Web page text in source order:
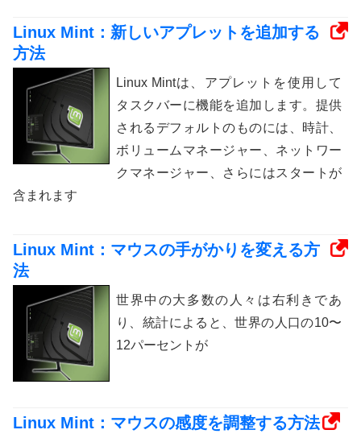
Linux Mint：新しいアプレットを追加する
方法
Linux Mintは、アプレットを使用して
タスクバーに機能を追加します。提供
されるデフォルトのものには、時計、
ボリュームマネージャー、ネットワー
クマネージャー、さらにはスタートが
含まれます
Linux Mint：マウスの手がかりを変える方
法
世界中の大多数の人々は右利きであ
り、統計によると、世界の人口の10〜
12パーセントが
Linux Mint：マウスの感度を調整する方法